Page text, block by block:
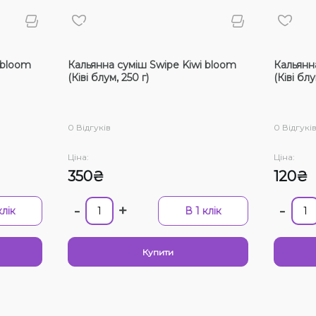
Смак
Лайм,
Кальянна суміш Swipe Kiwi bloom
(Ківі блум, 250 г)
0 Відгуків
Ціна:
350₴
- + В 1 клік
Купити
(Ківі
0 Відгуків
Ціна:
120₴
-